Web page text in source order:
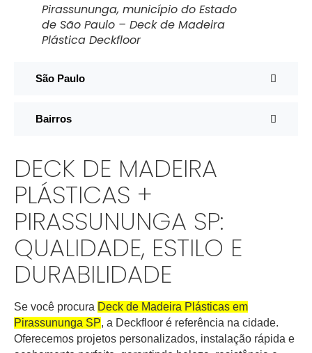
Pirassununga, município do Estado
de São Paulo – Deck de Madeira
Plástica Deckfloor
São Paulo
Bairros
DECK DE MADEIRA
PLÁSTICAS +
PIRASSUNUNGA SP:
QUALIDADE, ESTILO E
DURABILIDADE
Se você procura Deck de Madeira Plásticas em
Pirassununga SP, a Deckfloor é referência na cidade.
Oferecemos projetos personalizados, instalação rápida e